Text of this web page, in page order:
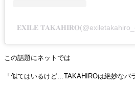
𝐄𝐗𝐈𝐋𝐄
この話題にネットでは
「似てはいるけど…TAKAHIROは絶妙なバ